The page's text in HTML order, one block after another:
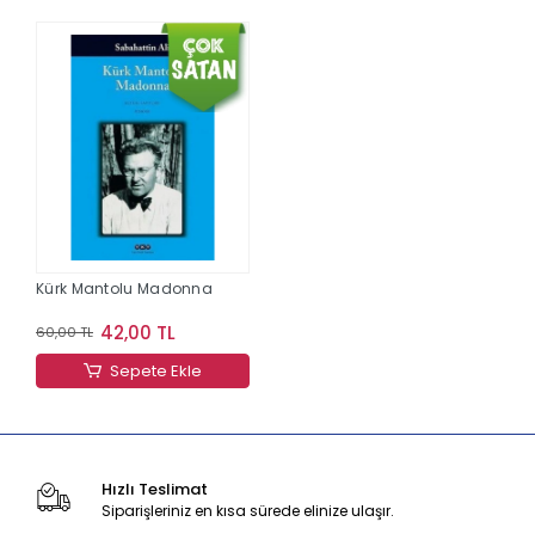
Kürk Mantolu Madonna
60,00 TL 42,00 TL
Sepete Ekle
Hızlı Teslimat
Siparişleriniz en kısa sürede elinize ulaşır.